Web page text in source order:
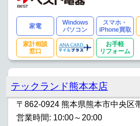
家電
Windows
パソコン
スマホ・
iPhone買取
家計相談
窓口
お手軽
リフォーム
テックランド熊本本店
〒862-0924 熊本県熊本市中央区
営業時間: 10:00～20:00